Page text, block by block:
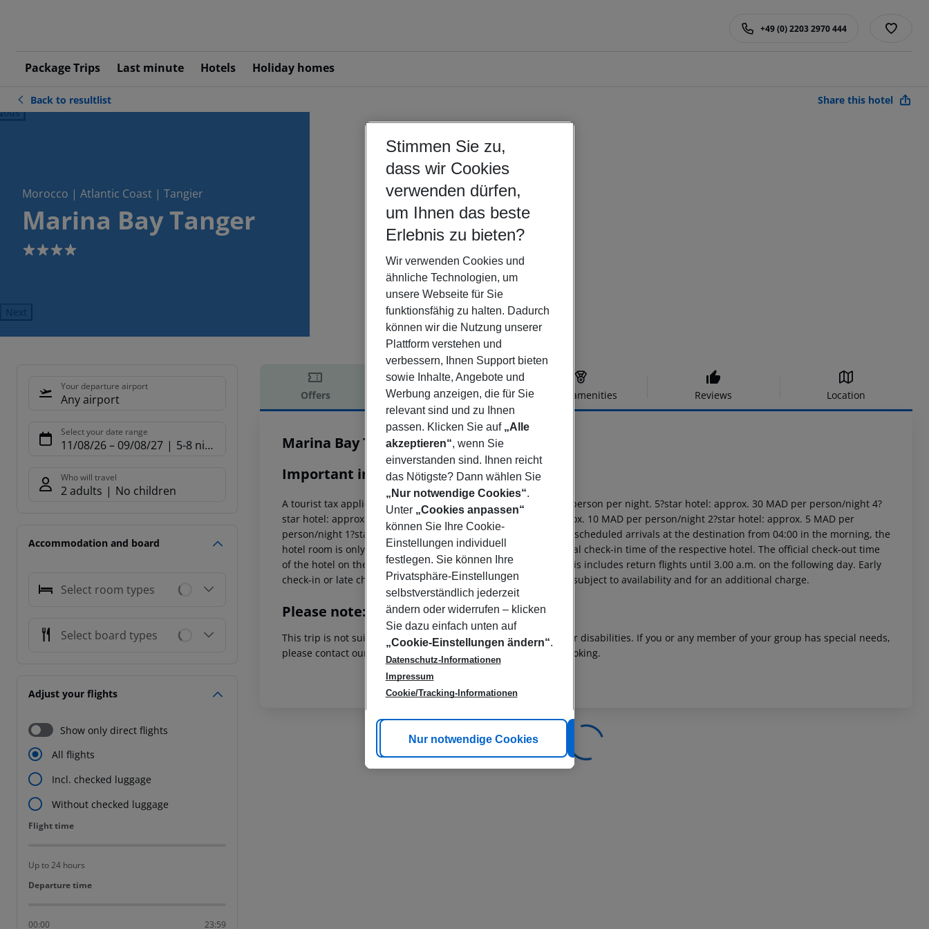
Package Trips Last minute Hotels Holiday homes
+49 (0) 2203 2970 444
Back to resultlist Share this hotel
Morocco | Atlantic Coast | Tangier
Marina Bay Tanger
4
Next
Your departure airport
Any airport
Select your date range
11/08/26– 09/08/27 5-8 nights
Who will travel
2 adults No children
Accommodation and board
Select room types
Select board types
Adjust your flights
Show only direct flights
All flights
Incl. checked luggage
Without checked luggage
Flight time
Flight time
Up to 24 hours
Departure time
Departure time
00:00 23:59
Offers Offer description Hotel amenities Reviews Location
Offer description
Marina Bay Tanger
4
Important info
A tourist tax applies and must be paid on site at the hotel per person per night. 5?star hotel: approx. 30 MAD per person/night 4?
star hotel: approx. 25 MAD per person/night 3?star hotel: approx. 10 MAD per person/night 2?star hotel: approx. 5 MAD per
person/night 1?star hotel: approx. 5 MAD per person/night For scheduled arrivals at the destination from 04:00 in the morning, the
hotel room is only available on the day of arrival from the official check-in time of the respective hotel. The official check-out time
of the hotel on the day of departure must also be observed. This includes return flights until 3.00 a.m. on the following day. Early
check-in or late check-out can be booked via our service team, subject to availability and for an additional charge.
Please note:
This trip is not suitable for passengers with reduced mobility or disabilities. If you or any member of your group has special needs,
please contact our customer service before confirming your booking.
Stimmen Sie zu,
dass wir Cookies
verwenden dürfen,
um Ihnen das beste
Erlebnis zu bieten?
Wir verwenden Cookies und
ähnliche Technologien, um
unsere Webseite für Sie
funktionsfähig zu halten. Dadurch
können wir die Nutzung unserer
Plattform verstehen und
verbessern, Ihnen Support bieten
sowie Inhalte, Angebote und
Werbung anzeigen, die für Sie
relevant sind und zu Ihnen
passen. Klicken Sie auf „Alle
akzeptieren“, wenn Sie
einverstanden sind. Ihnen reicht
das Nötigste? Dann wählen Sie
„Nur notwendige Cookies“.
Unter „Cookies anpassen“
können Sie Ihre Cookie-
Einstellungen individuell
festlegen. Sie können Ihre
Privatsphäre-Einstellungen
selbstverständlich jederzeit
ändern oder widerrufen – klicken
Sie dazu einfach unten auf
„Cookie-Einstellungen ändern“.
Datenschutz-Informationen
Impressum
Cookie/Tracking-Informationen
Cookie anpassen
Nur notwendige Cookies Alle akzeptieren